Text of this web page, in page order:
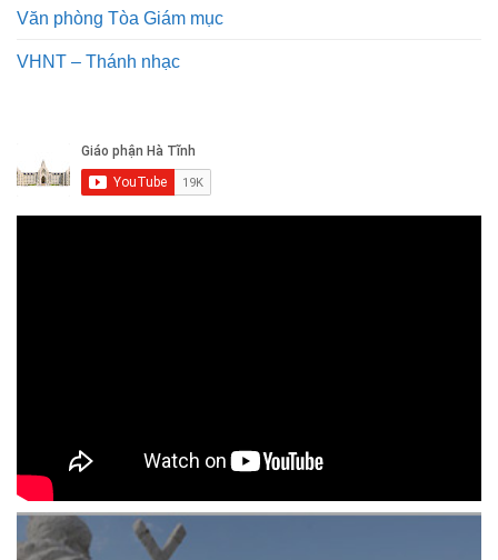
Văn phòng Tòa Giám mục
VHNT – Thánh nhạc